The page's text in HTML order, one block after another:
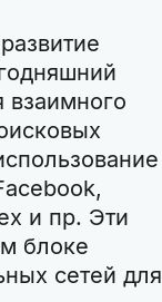
взаимного
и пр. Эти
блоке
сетей для